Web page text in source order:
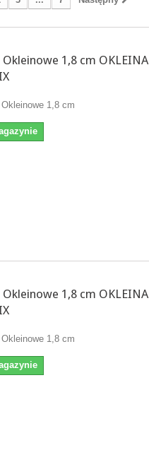
Okleinowe 1,8 cm OKLEINA
1,8 cm
Okleinowe 1,8 cm OKLEINA
1,8 cm